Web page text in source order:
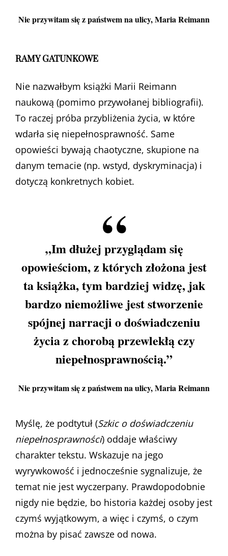
Nie przywitam się z państwem na ulicy, Maria Reimann
RAMY GATUNKOWE
Nie nazwałbym książki Marii Reimann
naukową (pomimo przywołanej bibliografii).
To raczej próba przybliżenia życia, w które
wdarła się niepełnosprawność. Same
opowieści bywają chaotyczne, skupione na
danym temacie (np. wstyd, dyskryminacja) i
dotyczą konkretnych kobiet.
„Im dłużej przyglądam się
opowieściom, z których złożona jest
ta książka, tym bardziej widzę, jak
bardzo niemożliwe jest stworzenie
spójnej narracji o doświadczeniu
życia z chorobą przewlekłą czy
niepełnosprawnością.”
Nie przywitam się z państwem na ulicy, Maria Reimann
Myślę, że podtytuł (Szkic o doświadczeniu
niepełnosprawności) oddaje właściwy
charakter tekstu. Wskazuje na jego
wyrywkowość i jednocześnie sygnalizuje, że
temat nie jest wyczerpany. Prawdopodobnie
nigdy nie będzie, bo historia każdej osoby jest
czymś wyjątkowym, a więc i czymś, o czym
można by pisać zawsze od nowa.